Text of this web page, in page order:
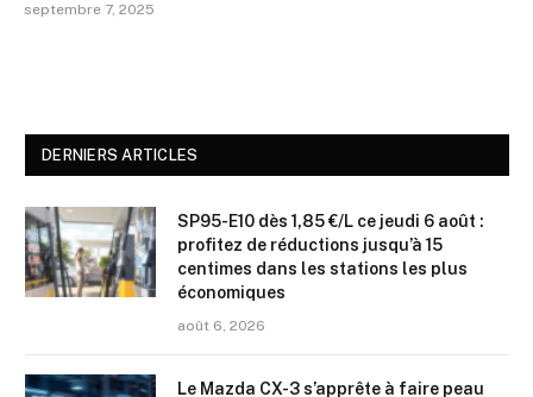
septembre 7, 2025
DERNIERS ARTICLES
SP95-E10 dès 1,85 €/L ce jeudi 6 août :
profitez de réductions jusqu’à 15
centimes dans les stations les plus
économiques
août 6, 2026
Le Mazda CX-3 s’apprête à faire peau